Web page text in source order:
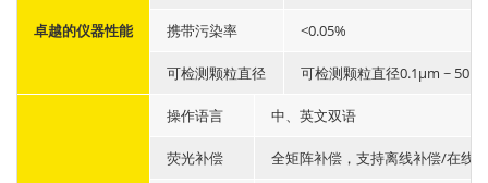
卓越的仪器性能 携带污染率 <0.05%
可检测颗粒直径 可检测颗粒直径0.1μm ~
操作语言 中、英文双语
荧光补偿 全矩阵补偿，支持离线补偿/在线